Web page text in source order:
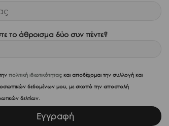
το άθροισμα δύο συν πέντε?
πολιτική ιδιωτικότητας και αποδέχομαι την συλλογή και
δεδομένων μου, με σκοπό την αποστολή
δελτίων.